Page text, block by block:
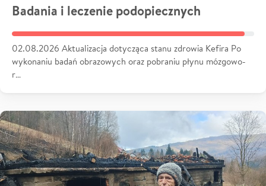
Badania i leczenie podopiecznych
02.08.2026 Aktualizacja dotycząca stanu zdrowia Kefira Po
wykonaniu badań obrazowych oraz pobraniu płynu mózgowo-
r…